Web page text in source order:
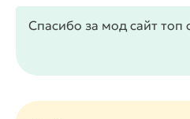
Спасибо за мод сайт топ